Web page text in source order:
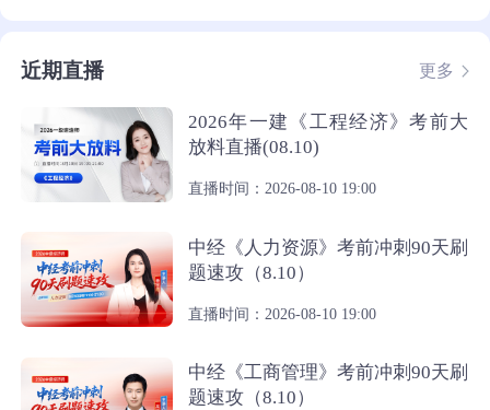
近期直播 更多
2026年一建《工程经济》考前大
放料直播(08.10)
直播时间：2026-08-10 19:00
中经《人力资源》考前冲刺90天刷
题速攻（8.10）
直播时间：2026-08-10 19:00
中经《工商管理》考前冲刺90天刷
题速攻（8.10）